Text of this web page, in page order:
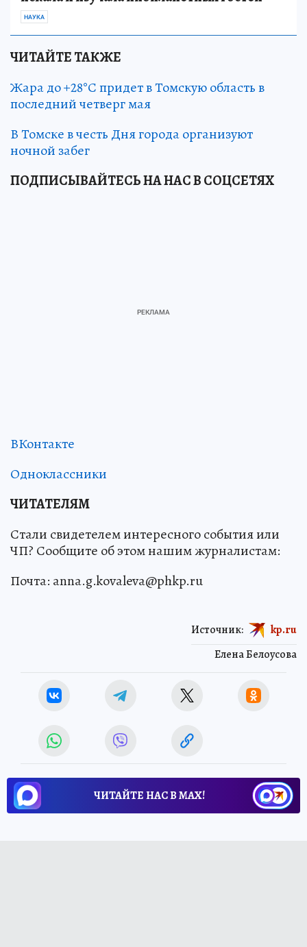
НАУКА
ЧИТАЙТЕ ТАКЖЕ
Жара до +28°С придет в Томскую область в
последний четверг мая
В Томске в честь Дня города организуют
ночной забег
ПОДПИСЫВАЙТЕСЬ НА НАС В СОЦСЕТЯХ
ВКонтакте
Одноклассники
ЧИТАТЕЛЯМ
Стали свидетелем интересного события или
ЧП? Сообщите об этом нашим журналистам:
Почта: anna.g.kovaleva@phkp.ru
Елена Белоусова
Источник: kp.ru
ЧИТАЙТЕ НАС В МАХ!